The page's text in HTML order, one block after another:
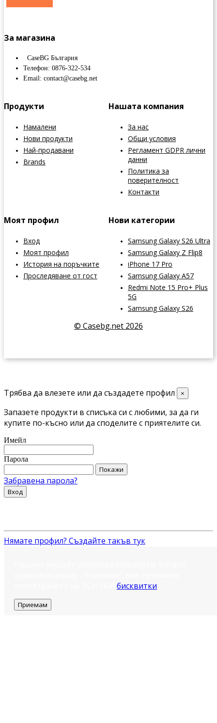
За магазина
CaseBG България
Телефон: 0876-322-534
Email: contact@casebg.net
Продукти
Намалени
Нови продукти
Най-продавани
Brands
Нашата компания
За нас
Общи условия
Регламент GDPR лични
данни
Политика за
поверителност
Контакти
Моят профил
Вход
Моят профил
История на поръчките
Проследяване от гост
Нови категории
Samsung Galaxy S26 Ultra
Samsung Galaxy Z Flip8
iPhone 17 Pro
Samsung Galaxy A57
Redmi Note 15 Pro+ Plus
5G
Samsung Galaxy S26
© Casebg.net 2026
Трябва да влезете или да създадете профил ×
Запазете продукти в списъка си с любими, за да ги
купите по-късно или да споделите с приятелите си.
Имейл
Парола
Покажи
Забравена парола?
Вход
Нямате профил? Създайте такъв тук
бисквитки
Приемам